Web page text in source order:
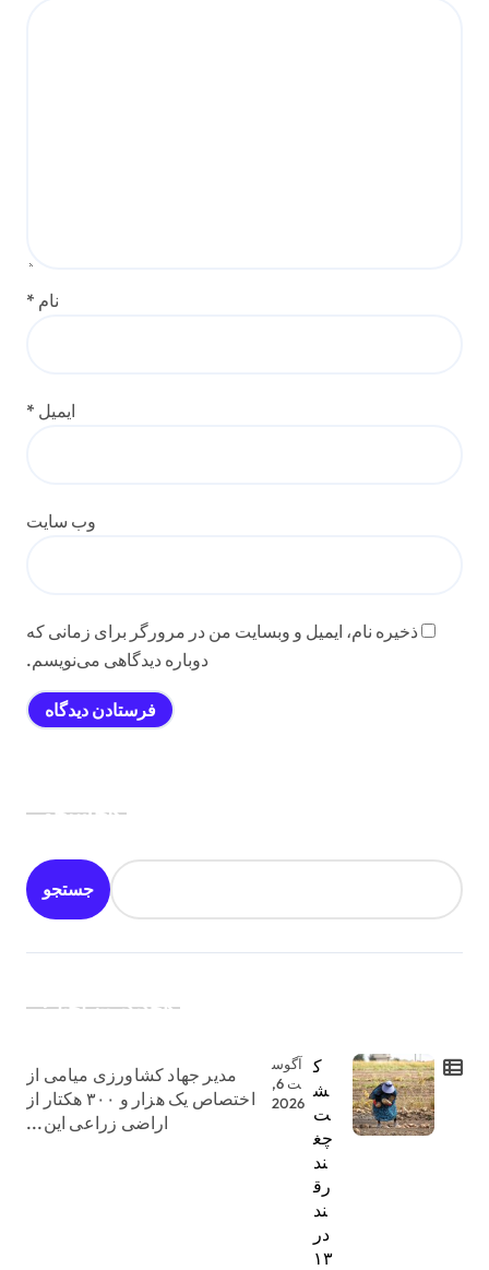
نام *
ایمیل *
وب‌ سایت
ذخیره نام، ایمیل و وبسایت من در مرورگر برای زمانی که
دوباره دیدگاهی می‌نویسم.
جستجو
جستجو
جدیدترین اخبار:
ک
ش
ت
چغ
ند
رق
ند
در
۱۳
آگوس
ت 6,
2026
مدیر جهاد کشاورزی میامی از
اختصاص یک هزار و ۳۰۰ هکتار از
اراضی زراعی این...